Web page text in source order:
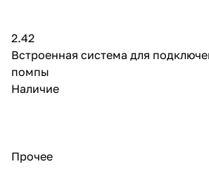
2.42
Встроенная система для
помпы
Наличие
Прочее